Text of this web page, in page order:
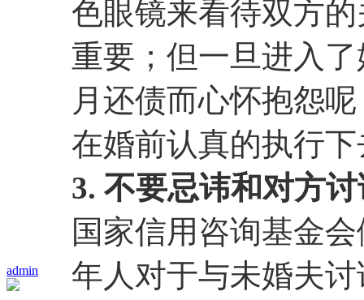
admin
色眼镜来看待双方
重要；但一旦进入
月还债而心怀抱怨
在婚前认真的执行
3. 不要忌讳和对方
国家信用咨询基金
年人对于与未婚夫讨